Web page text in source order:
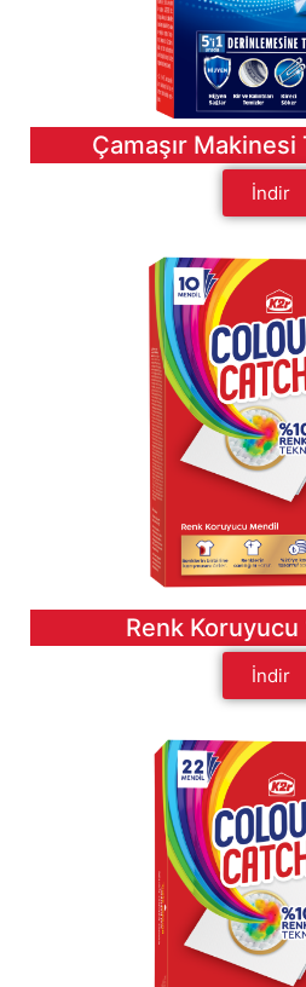
Çamaşır
İndir
Renk
İndir